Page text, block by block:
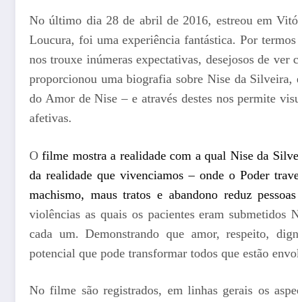
No último dia 28 de abril de 2016, estreou em
Loucura, foi uma experiência fantástica. Por
nos trouxe inúmeras expectativas, desejosos de
proporcionou uma biografia sobre Nise da
do Amor de Nise – e através destes nos permite
afetivas.
O filme mostra a realidade com a qual Nise da
da realidade que vivenciamos – onde o Poder
machismo, maus tratos e abandono reduz
violências as quais os pacientes eram
cada um. Demonstrando que amor, respeito,
potencial que pode transformar todos que estão
No filme são registrados, em linhas gerais os